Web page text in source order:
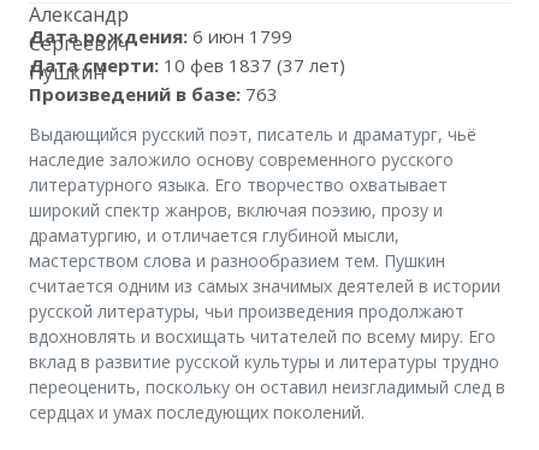
Дата рождения: 6 июн 1799
Дата смерти: 10 фев 1837 (37 лет)
Произведений в базе: 763
Выдающийся русский поэт, писатель и драматург, чьё
наследие заложило основу современного русского
литературного языка. Его творчество охватывает
широкий спектр жанров, включая поэзию, прозу и
драматургию, и отличается глубиной мысли,
мастерством слова и разнообразием тем. Пушкин
считается одним из самых значимых деятелей в истории
русской литературы, чьи произведения продолжают
вдохновлять и восхищать читателей по всему миру. Его
вклад в развитие русской культуры и литературы трудно
переоценить, поскольку он оставил неизгладимый след в
сердцах и умах последующих поколений.